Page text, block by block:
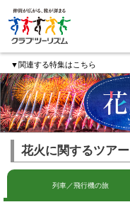
▼関連する特集はこちら
花火に関するツアー
列車／飛行機の旅